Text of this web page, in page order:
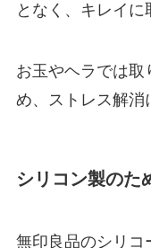
となく、キレイに
お玉やヘラでは取
め、ストレス解消
シリコン製のた
無印良品のシリコ